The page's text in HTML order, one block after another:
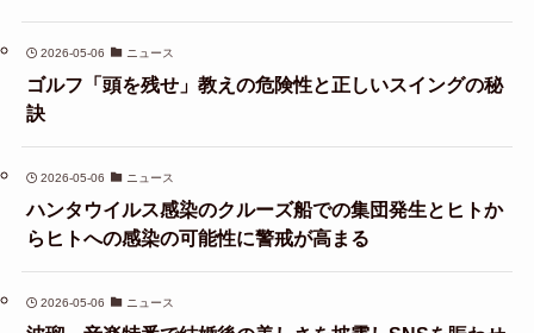
2026-05-06 ニュース
ゴルフ「頭を残せ」教えの危険性と正しいスイングの秘
訣
2026-05-06 ニュース
ハンタウイルス感染のクルーズ船での集団発生とヒトか
らヒトへの感染の可能性に警戒が高まる
2026-05-06 ニュース